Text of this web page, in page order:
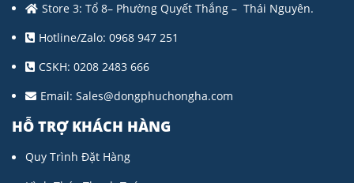
Store 3: Tổ 8– Phường Quyết Thắng – Thái Nguyên.
Hotline/Zalo: 0968 947 251
CSKH: 0208 2483 666
Email: Sales@dongphuchongha.com
HỖ TRỢ KHÁCH HÀNG
Quy Trình Đặt Hàng